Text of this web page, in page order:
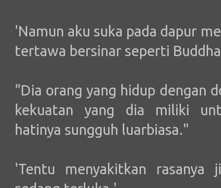
'Namun aku suka pada dapur
tertawa bersinar seperti
"Dia orang yang hidup dengan
kekuatan yang dia miliki
hatinya sungguh luarbiasa."
'Tentu menyakitkan